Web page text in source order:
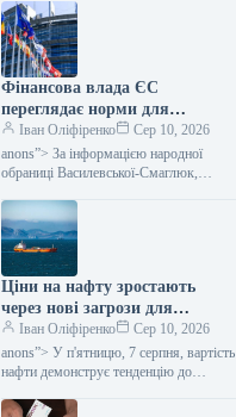
Фінансова влада ЄС
переглядає норми для
компаній, що надають
платіжні послуги та
працюють з криптовалютами
повідомило Міністерство
фінансів.
Іван Оліфіренко
Сер 10, 2026
anons”> За інформацією народної
обраниці Василевської-Смаглюк,
відмиванням грошей (AMLA)
розпочав збір інформації від
платіжних організацій та…
Ціни на нафту зростають
через нові загрози для
морських перевезень у
Ормузькій протоці,
повідомляє Міністерство
Іван Оліфіренко
Сер 10, 2026
anons”> У п'ятницю, 7 серпня, вартість
нафти демонструє тенденцію до
побоюваннями учасників ринку щодо